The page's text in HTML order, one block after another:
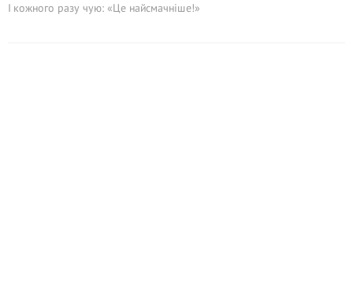
І кожного разу чую: «Це найсмачніше!»